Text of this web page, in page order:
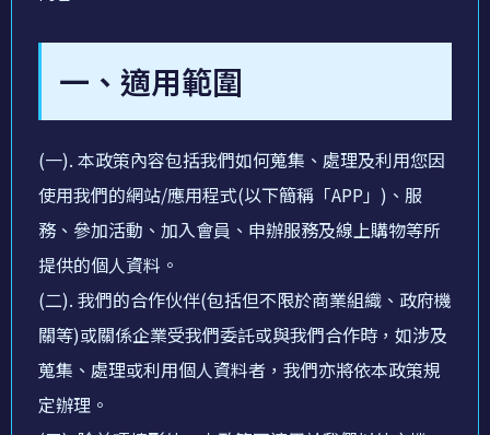
一、適用範圍
(一). 本政策內容包括我們如何蒐集、處理及利用您因
使用我們的網站/應用程式(以下簡稱「APP」)、服
務、參加活動、加入會員、申辦服務及線上購物等所
提供的個人資料。
(二). 我們的合作伙伴(包括但不限於商業組織、政府機
關等)或關係企業受我們委託或與我們合作時，如涉及
蒐集、處理或利用個人資料者，我們亦將依本政策規
定辦理。